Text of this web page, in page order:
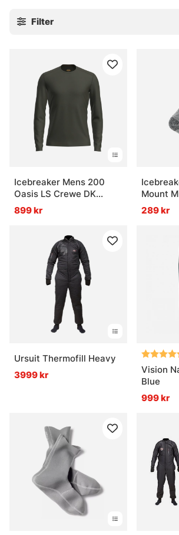
biter lite extra, behövs ofta ett tjockare
Ytterst behövs ett skal som stoppar
att stänga in all fukt. Moderna skalplagg
ånga, men vid hårdare fiske kan det vara
öppning i hals, ärmslut eller smart
Små detaljer, stora skillnader. Det är
avgörs, faktiskt.
Vanliga frågor om underställ
Vad är ett underställ?
Vad är skillnaden mellan syntet
Vad är ett mellanlager?
Vad är ett skalplagg?
Filter
Icebreaker Mens 200
Oasis LS Crewe DK
Loden
899 kr
Mount
HTHR/
289 kr
Ursuit Thermofill Heavy
3999 kr
Betyg:
Vision
Blue
999 kr